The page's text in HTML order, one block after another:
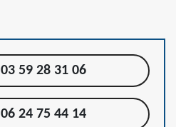
03 59 28 31 06
06 24 75 44 14